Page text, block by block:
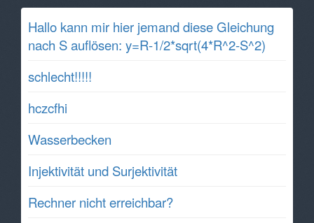
Hallo kann mir hier jemand diese Gleichung
nach S auflösen: y=R-1/2*sqrt(4*R^2-S^2)
schlecht!!!!!
hczcfhi
Wasserbecken
Injektivität und Surjektivität
Rechner nicht erreichbar?